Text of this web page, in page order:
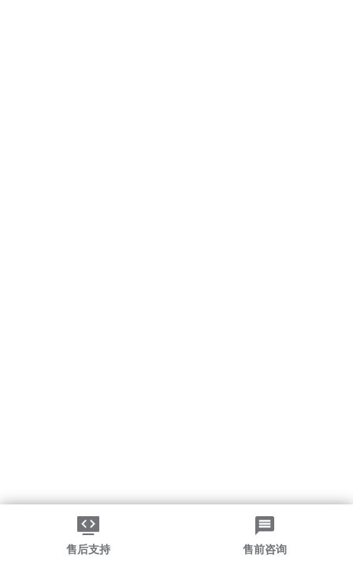
售后支持 售前咨询